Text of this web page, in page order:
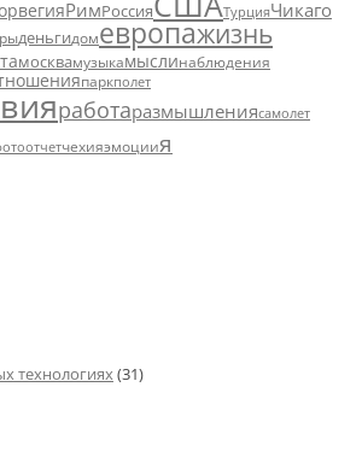
РимРоссия ТурцияЧикаго
деньгидомевропажизнь
москвамузыкамыслинаблюдения
паркполет
работаразмышлениясамолет
чехияэмоциия
технологиях(31)